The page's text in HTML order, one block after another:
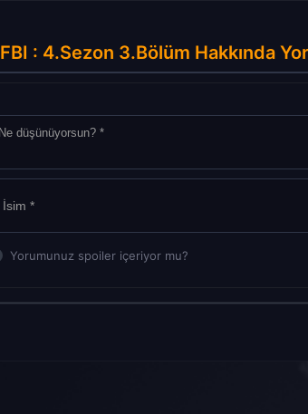
FBI : 4.Sezon 3.Bölüm Hakkında
Yorumunuz spoiler içeriyor mu?